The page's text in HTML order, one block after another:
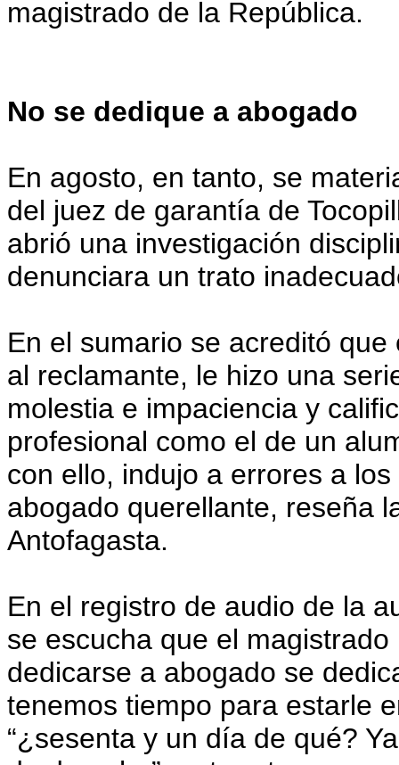
magistrado de la República.
No se dedique a abogado
En agosto, en tanto, se
del juez de garantía de
abrió una investigación
denunciara un trato
En el sumario se acreditó
al reclamante, le hizo una
molestia e impaciencia y
profesional como el de un
con ello, indujo a errores a
abogado querellante, reseña
Antofagasta.
En el registro de audio de la
se escucha que el
dedicarse a abogado se
tenemos tiempo para estarle
“¿sesenta y un día de qué?